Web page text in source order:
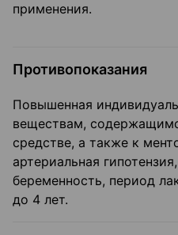
применения.
Противопоказания
Повышенная
веществам,
средстве, а также к
артериальная
беременность, период
до 4 лет.